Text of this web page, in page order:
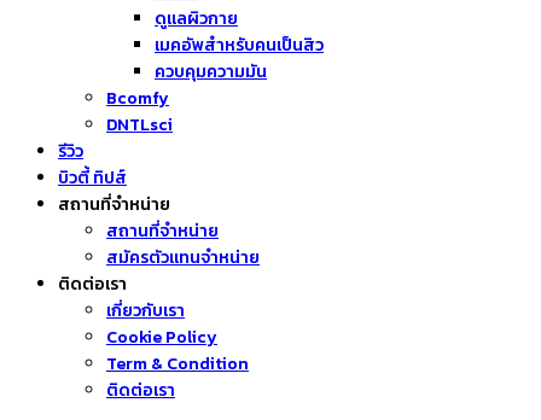
ดูแลผิวกาย
เมคอัพสำหรับคนเป็นสิว
ควบคุมความมัน
Bcomfy
DNTLsci
รีวิว
บิวตี้ ทิปส์
สถานที่จำหน่าย
สถานที่จำหน่าย
สมัครตัวแทนจำหน่าย
ติดต่อเรา
เกี่ยวกับเรา
Cookie Policy
Term & Condition
ติดต่อเรา